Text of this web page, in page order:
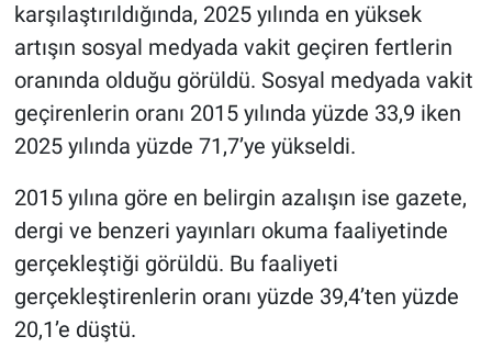
karşılaştırıldığında, 2025 yılında en yüksek
artışın sosyal medyada vakit geçiren fertlerin
oranında olduğu görüldü. Sosyal medyada vakit
geçirenlerin oranı 2015 yılında yüzde 33,9 iken
2025 yılında yüzde 71,7’ye yükseldi.
2015 yılına göre en belirgin azalışın ise gazete,
dergi ve benzeri yayınları okuma faaliyetinde
gerçekleştiği görüldü. Bu faaliyeti
gerçekleştirenlerin oranı yüzde 39,4’ten yüzde
20,1’e düştü.